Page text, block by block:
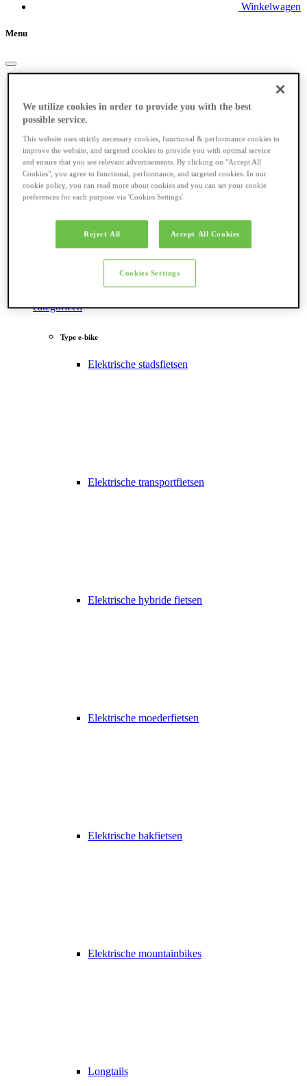
Winkelwagen
Menu
categorieën
Type e-bike
Elektrische stadsfietsen
Elektrische transportfietsen
Elektrische hybride fietsen
Elektrische moederfietsen
Elektrische bakfietsen
Elektrische mountainbikes
Longtails
We utilize cookies in order to provide you with the best
possible service.
This website uses strictly necessary cookies, functional & performance cookies to
improve the website, and targeted cookies to provide you with optimal service
and ensure that you see relevant advertisements. By clicking on "Accept All
Cookies", you agree to functional, performance, and targeted cookies. In our
cookie policy, you can read more about cookies and you can set your cookie
preferences for each purpose via 'Cookies Settings'.
Reject All Accept All Cookies
Cookies Settings